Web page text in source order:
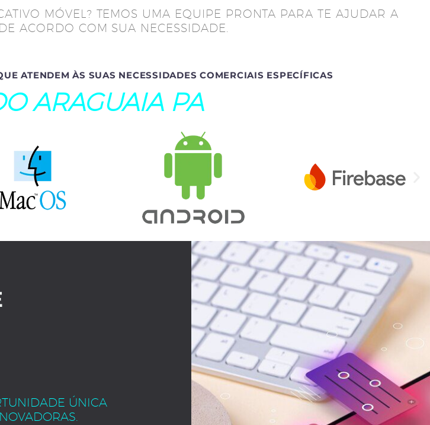
MÓVEL? TEMOS UMA EQUIPE PRONTA PARA TE AJUDAR A
ACORDO COM SUA NECESSIDADE.
ATENDEM ÀS SUAS NECESSIDADES COMERCIAIS ESPECÍFICAS
ARAGUAIA PA
ÚNICA